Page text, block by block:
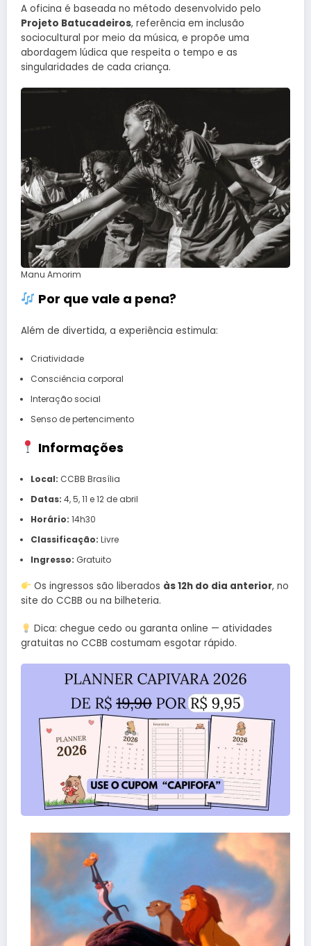
A oficina é baseada no método desenvolvido pelo
Projeto Batucadeiros, referência em inclusão
sociocultural por meio da música, e propõe uma
abordagem lúdica que respeita o tempo e as
singularidades de cada criança.
Manu Amorim
Por que vale a pena?
Além de divertida, a experiência estimula:
Criatividade
Consciência corporal
Interação social
Senso de pertencimento
Informações
Local: CCBB Brasília
Datas: 4, 5, 11 e 12 de abril
Horário: 14h30
Classificação: Livre
Ingresso: Gratuito
Os ingressos são liberados às 12h do dia anterior, no
site do CCBB ou na bilheteria.
Dica: chegue cedo ou garanta online — atividades
gratuitas no CCBB costumam esgotar rápido.